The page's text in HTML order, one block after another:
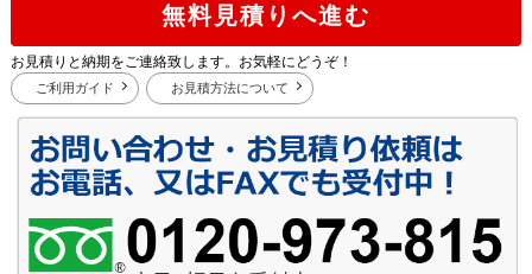
無料見積りへ進む
お見積りと納期をご連絡致します。お気軽にどうぞ！
ご利用ガイド お見積方法について